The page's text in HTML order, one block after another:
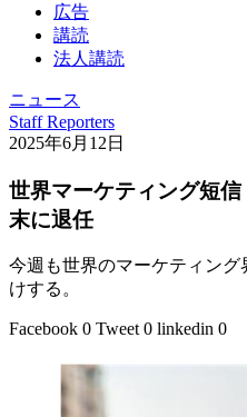
広告
講読
法人講読
ニュース
Staff Reporters
2025年6月12日
世界マーケティング短
末に退任
今週も世界のマーケティン
けする。
Facebook 0 Tweet 0 linkedin 0